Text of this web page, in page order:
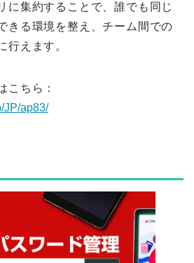
に集約することで、誰でも同じ
きる環境を整え、チーム間での
行えます。
こちら：
JP/ap83/